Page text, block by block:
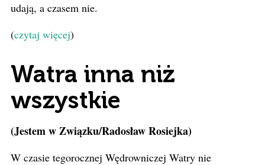
udają, a czasem nie.
(czytaj więcej)
Watra inna niż
wszystkie
(Jestem w Związku/Radosław Rosiejka)
W czasie tegorocznej Wędrowniczej Watry nie